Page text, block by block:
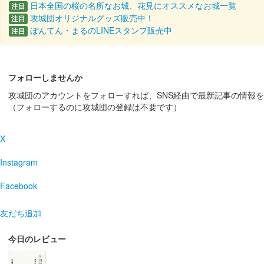
八幡山城 御城印 令和4年度花シリーズ 秋桜
八幡山城 記念御朱印
正月限定版。菊花紋が金色で押されている。
注目 日本全国の桜の名所なお城、花見にオススメなお城一覧
注目 攻城団オリジナルグッズ販売中！
注目 ぼんてん・まるのLINEスタンプ販売中
フォローしませんか
攻城団のアカウントをフォローすれば、SNS経由で最新記事の情報
（フォローするのに攻城団の登録は不要です）
X
Instagram
Facebook
友だち追加
今日のレビュー